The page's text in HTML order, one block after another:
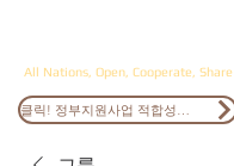
All Nations, Open, Cooperate, Share